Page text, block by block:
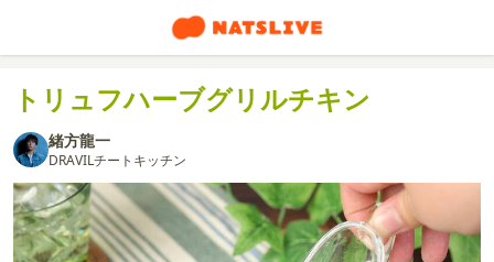
トリュフハーブグリルチキン
緒方龍一
DRAVILチートキッチン